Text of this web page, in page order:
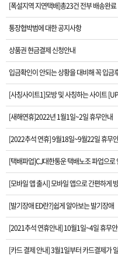
통장협박범에 대한
상품권 현금결제
[사칭사이트1]모방
[새해연휴]2022년
[2022추석 연휴] 9
[모바일 앱 출시] 모
[발기장애 ED란?]
[폭설지역 지연택배]총23건 전부 배송완료
통장협박범에 대한 공지사항
상품권 현금결제 신청안내
입금확인이 안되는 상황을 대비해 꼭 입금
[사칭사이트1]모방 및 사칭하는 사이트
[새해연휴]2022년 1월1일~2일 휴무안내
[2022추석 연휴] 9월18일~9월22일 휴무
[택배파업]CJ대한통운 택배노조 파업으로
[모바일 앱 출시] 모바일 앱으로 간편하게
[발기장애 ED란?]쉽게 알아보는 발기장애
[2021추석 연휴안내] 10월1일~4일 휴무
[카드 결제 안내] 3월1일부터 카드결제가